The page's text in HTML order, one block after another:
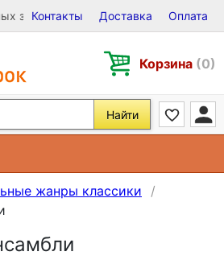
записей на Виниле, CD и DVD
Контакты Доставка Оплата
Корзина (0)
Найти
жанры классики